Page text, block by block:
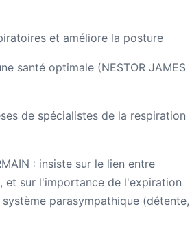
et améliore la posture
santé optimale (NESTOR JAMES
de spécialistes de la respiration
: insiste sur le lien entre
et sur l'importance de l'expiration
parasympathique (détente,